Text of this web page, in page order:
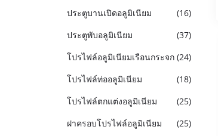
ประตูบานเปิดอลูมิเนียม
(16)
ประตูพับอลูมิเนียม
(37)
โปรไฟล์อลูมิเนียมเรือนกระจก (24)
โปรไฟล์ท่ออลูมิเนียม
(18)
โปรไฟล์ตกแต่งอลูมิเนียม
(25)
ฝาครอบโปรไฟล์อลูมิเนียม
(25)